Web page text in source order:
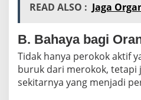
READ ALSO : Jaga
B. Bahaya bagi
Tidak hanya perokok aktif
buruk dari merokok, tetapi
sekitarnya yang menjadi